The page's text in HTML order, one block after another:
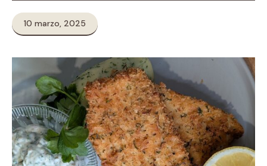
10 marzo, 2025